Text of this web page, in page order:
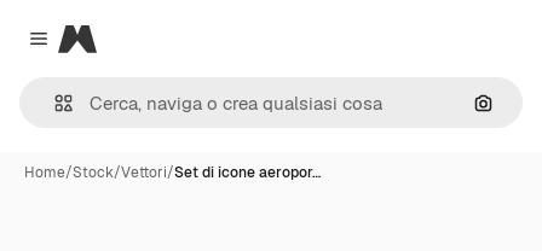
Close menu
Magnific
Cerca
Home/Stock/Vettori/Set di icone aeropor…